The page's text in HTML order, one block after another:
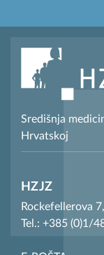
Središnja
Hrvatskoj
HZJZ
Rockefellerova
Tel.: +385 (0)1/